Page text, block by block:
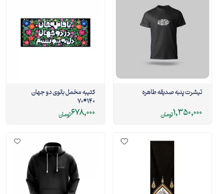
تیشرت پنبه صدیقه طاهره
1,350,000تومان
کتیبه مخمل بانوی دو جهان
140*70
678,000تومان